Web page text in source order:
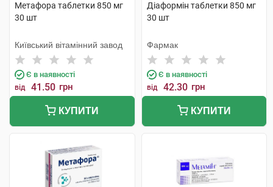
Метафора таблетки 850 мг
30 шт
Київський вітамінний завод
Є в наявності
від 41.50 грн
КУПИТИ
Діаформін таблетки 850 мг
30 шт
Фармак
Є в наявності
від 42.30 грн
КУПИТИ